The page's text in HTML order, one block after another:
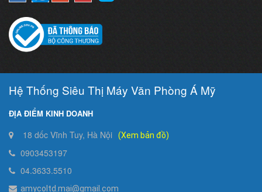
Hệ Thống Siêu Thị Máy Văn Phòng Á Mỹ
ĐỊA ĐIỂM KINH DOANH
18 dốc Vĩnh Tuy, Hà Nội (Xem bản đồ)
0903453197
04.3633.5510
amycoltd.mai@gmail.com